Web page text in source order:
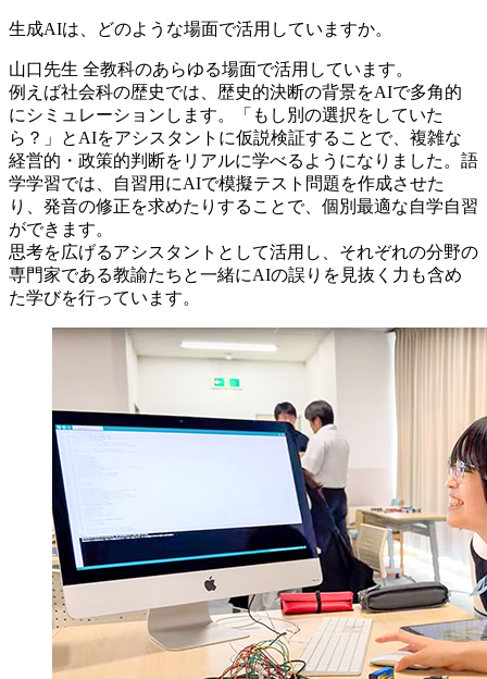
生成AIは、どのような場面で活用していますか。
山口先生 全教科のあらゆる場面で活用しています。
例えば社会科の歴史では、歴史的決断の背景をAIで多角的
にシミュレーションします。「もし別の選択をしていた
ら？」とAIをアシスタントに仮説検証することで、複雑な
経営的・政策的判断をリアルに学べるようになりました。語
学学習では、自習用にAIで模擬テスト問題を作成させた
り、発音の修正を求めたりすることで、個別最適な自学自習
ができます。
思考を広げるアシスタントとして活用し、それぞれの分野の
専門家である教諭たちと一緒にAIの誤りを見抜く力も含め
た学びを行っています。